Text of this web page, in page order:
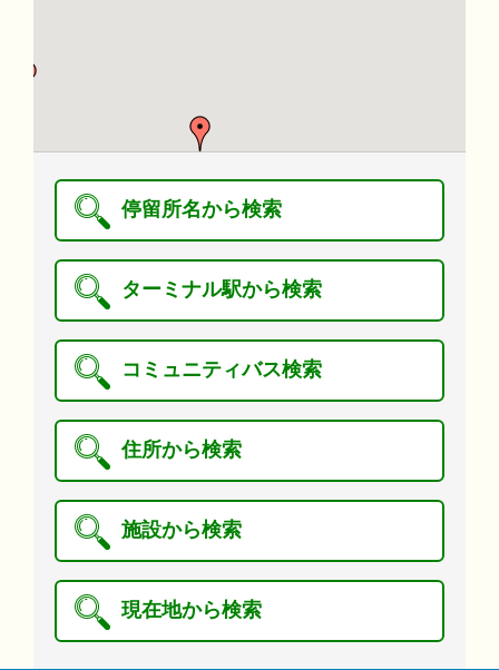
停留所名から検索
ターミナル駅から検索
コミュニティバス検索
住所から検索
施設から検索
現在地から検索